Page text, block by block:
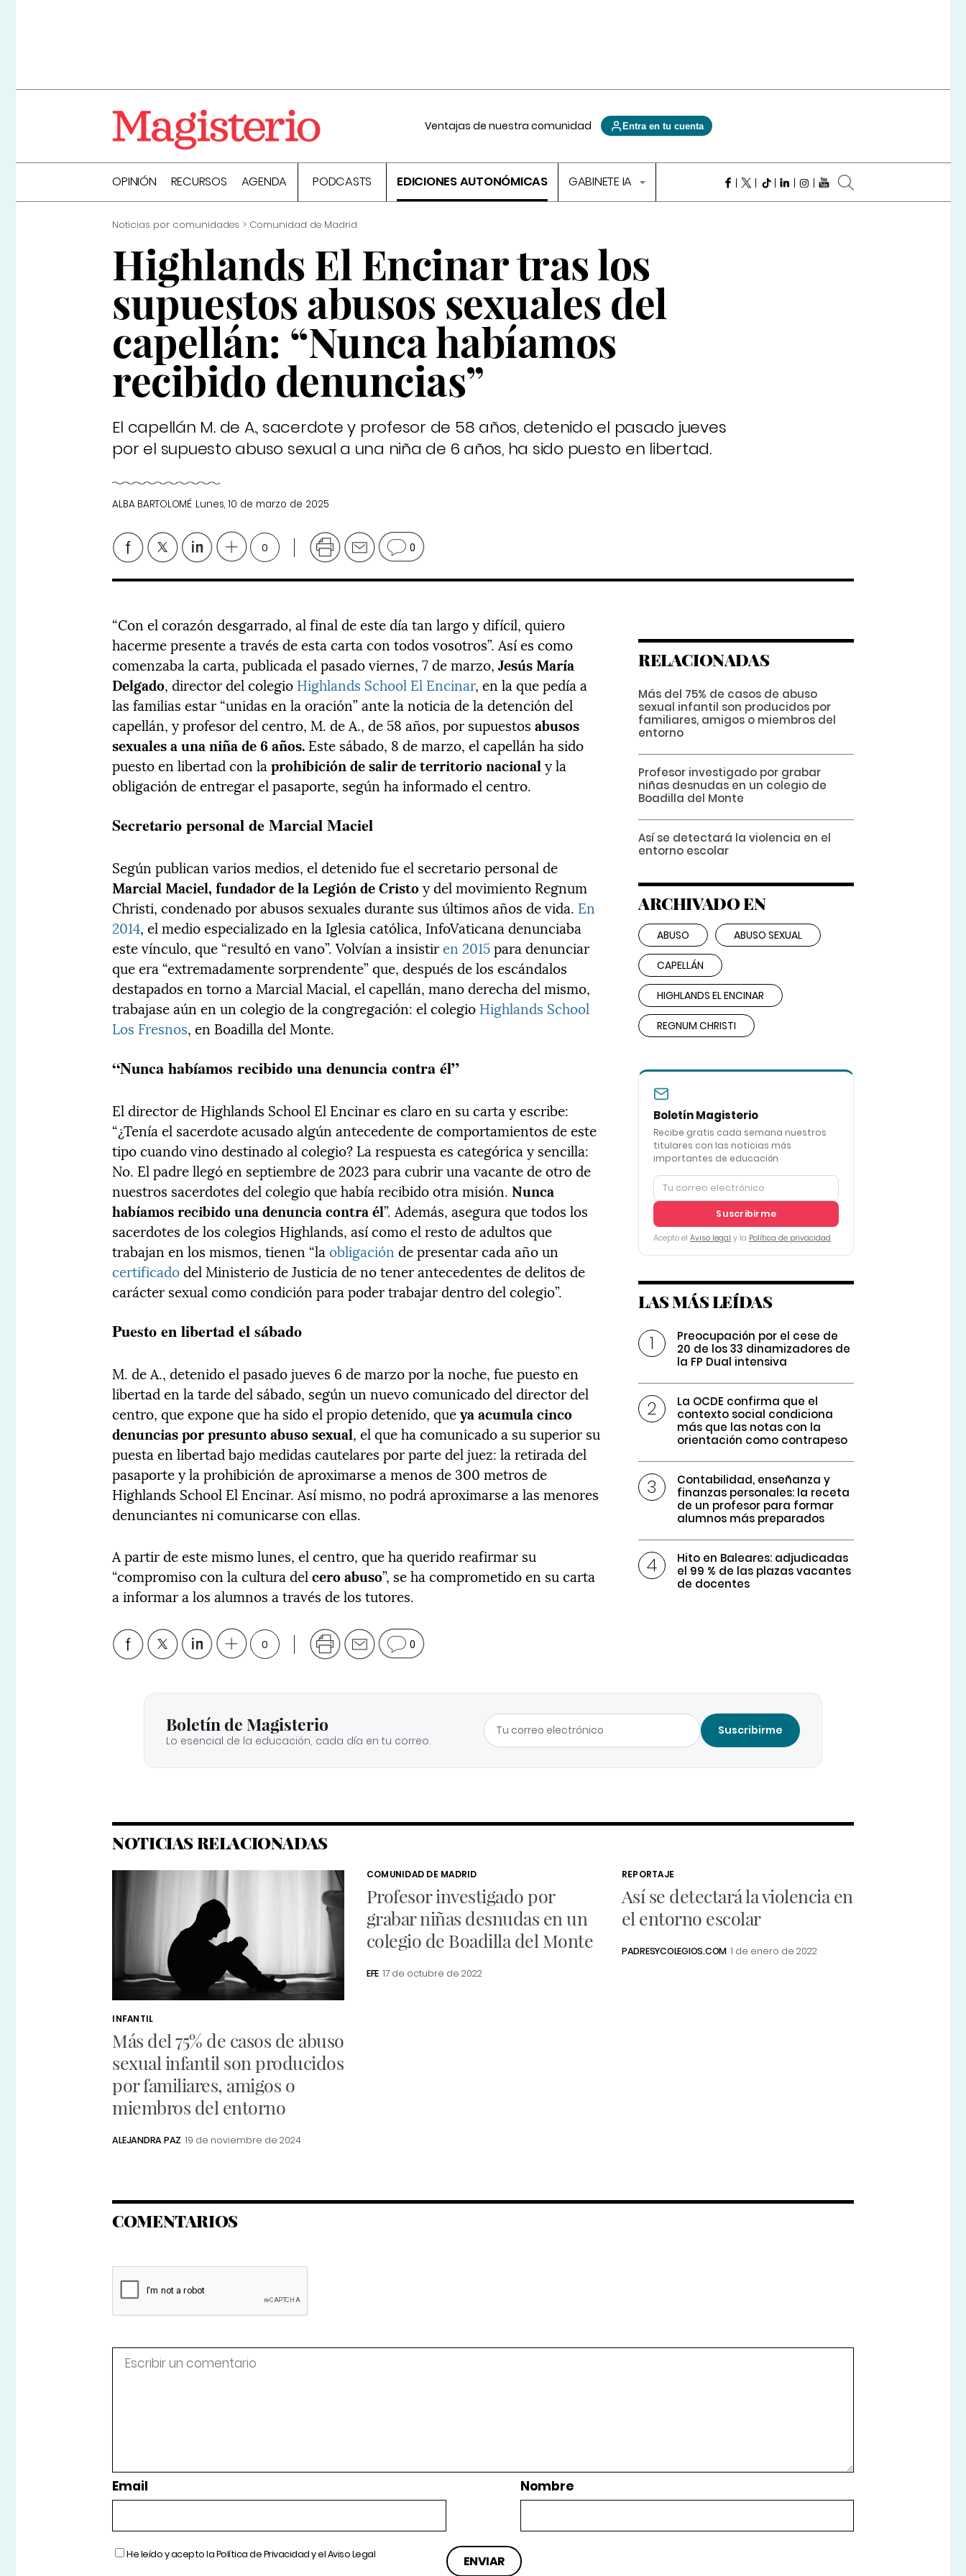
Ventajas de nuestra comunidad Entra en tu cuenta
OPINIÓN RECURSOS AGENDA PODCASTS EDICIONES AUTONÓMICAS GABINETE IA
Noticias por comunidades Comunidad de Madrid
Highlands El Encinar tras los
supuestos abusos sexuales del
capellán: “Nunca habíamos
recibido denuncias”
El capellán M. de A., sacerdote y profesor de 58 años, detenido el pasado jueves
por el supuesto abuso sexual a una niña de 6 años, ha sido puesto en libertad.
ALBA BARTOLOMÉ Lunes, 10 de marzo de 2025
0 0
“Con el corazón desgarrado, al final de este día tan largo y difícil, quiero
hacerme presente a través de esta carta con todos vosotros”. Así es como
comenzaba la carta, publicada el pasado viernes, 7 de marzo,Jesús María
Delgado, director del colegio Highlands School El Encinar, en la que pedía a
las familias estar “unidas en la oración” ante la noticia de la detención del
capellán, y profesor del centro, M. de A., de 58 años, por supuestosabusos
sexuales a una niña de 6 años. Este sábado, 8 de marzo, el capellán ha sido
puesto en libertad con laprohibición de salir de territorio nacionaly la
obligación de entregar el pasaporte, según ha informado el centro.
Secretario personal de Marcial Maciel
Según publican varios medios, el detenido fue el secretario personal de
Marcial Maciel, fundador de la Legión de Cristoy del movimiento Regnum
Christi, condenado por abusos sexuales durante sus últimos años de vida. En
2014, el medio especializado en la Iglesia católica, InfoVaticana denunciaba
este vínculo, que “resultó en vano”. Volvían a insistiren 2015para denunciar
que era “extremadamente sorprendente” que, después de los escándalos
destapados en torno a Marcial Macial, el capellán, mano derecha del mismo,
trabajase aún en un colegio de la congregación: el colegio Highlands School
Los Fresnos, en Boadilla del Monte.
“Nunca habíamos recibido una denuncia contra él”
El director de Highlands School El Encinar es claro en su carta y escribe:
“¿Tenía el sacerdote acusado algún antecedente de comportamientos de este
tipo cuando vino destinado al colegio? La respuesta es categórica y sencilla:
No. El padre llegó en septiembre de 2023 para cubrir una vacante de otro de
nuestros sacerdotes del colegio que había recibido otra misión. Nunca
habíamos recibido una denuncia contra él”. Además, asegura que todos los
sacerdotes de los colegios Highlands, así como el resto de adultos que
trabajan en los mismos, tienen “laobligación de presentar cada año un
certificadodel Ministerio de Justicia de no tener antecedentes de delitos de
carácter sexual como condición para poder trabajar dentro del colegio”.
Puesto en libertad el sábado
M. de A., detenido el pasado jueves 6 de marzo por la noche, fue puesto en
libertad en la tarde del sábado, según un nuevo comunicado del director del
centro, que expone que ha sido el propio detenido, queya acumula cinco
denuncias por presunto abuso sexual, el que ha comunicado a su superior su
puesta en libertad bajo medidas cautelares por parte del juez: la retirada del
pasaporte y la prohibición de aproximarse a menos de 300 metros de
Highlands School El Encinar. Así mismo, no podrá aproximarse a las menores
denunciantes ni comunicarse con ellas.
A partir de este mismo lunes, el centro, que ha querido reafirmar su
“compromiso con la cultura delcero abuso”, se ha comprometido en su carta
a informar a los alumnos a través de los tutores.
0 0
RELACIONADAS
Más del 75% de casos de abuso
sexual infantil son producidos por
familiares, amigos o miembros del
entorno
Profesor investigado por grabar
niñas desnudas en un colegio de
Boadilla del Monte
Así se detectará la violencia en el
entorno escolar
ARCHIVADO EN
ABUSO ABUSO SEXUAL
CAPELLÁN
HIGHLANDS EL ENCINAR
REGNUM CHRISTI
Boletín Magisterio
Recibe gratis cada semana nuestros
titulares con las noticias más
importantes de educación
Suscribirme
Acepto el Aviso legal y la Política de privacidad
LAS MÁS LEÍDAS
Preocupación por el cese de
20 de los 33 dinamizadores de
la FP Dual intensiva
La OCDE confirma que el
contexto social condiciona
más que las notas con la
orientación como contrapeso
Contabilidad, enseñanza y
finanzas personales: la receta
de un profesor para formar
alumnos más preparados
Hito en Baleares: adjudicadas
el 99 % de las plazas vacantes
de docentes
Boletín de Magisterio
Lo esencial de la educación, cada día en tu correo.
Suscribirme
NOTICIAS RELACIONADAS
INFANTIL
Más del 75% de casos de abuso
sexual infantil son producidos
por familiares, amigos o
miembros del entorno
ALEJANDRA PAZ 19 de noviembre de 2024
COMUNIDAD DE MADRID
Profesor investigado por
grabar niñas desnudas en un
colegio de Boadilla del Monte
EFE 17 de octubre de 2022
REPORTAJE
Así se detectará la violencia en
el entorno escolar
PADRESYCOLEGIOS.COM 1 de enero de 2022
COMENTARIOS
Email Nombre
He leído y acepto laPolítica de Privacidady elAviso Legal